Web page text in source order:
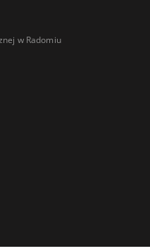
w Radomiu